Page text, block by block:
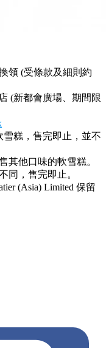
領 (受條款及細則約
(新都會廣場、期間限
雪糕，售完即止，並不
其他口味的軟雪糕。
同，售完即止。
(Asia) Limited 保留